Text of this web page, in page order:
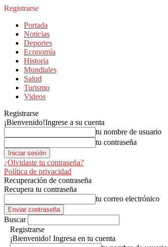
Registrarse
Portada
Noticias
Deportes
Economía
Historia
Mundiales
Salud
Turismo
Videos
Registrarse
¡Bienvenido!Ingrese a su cuenta
tu nombre de usuario
tu contraseña
¿Olvidaste tu contraseña?
Política de privacidad
Recuperación de contraseña
Recupera tu contraseña
tu correo electrónico
Buscar
Registrarse
¡Bienvenido! Ingresa en tu cuenta